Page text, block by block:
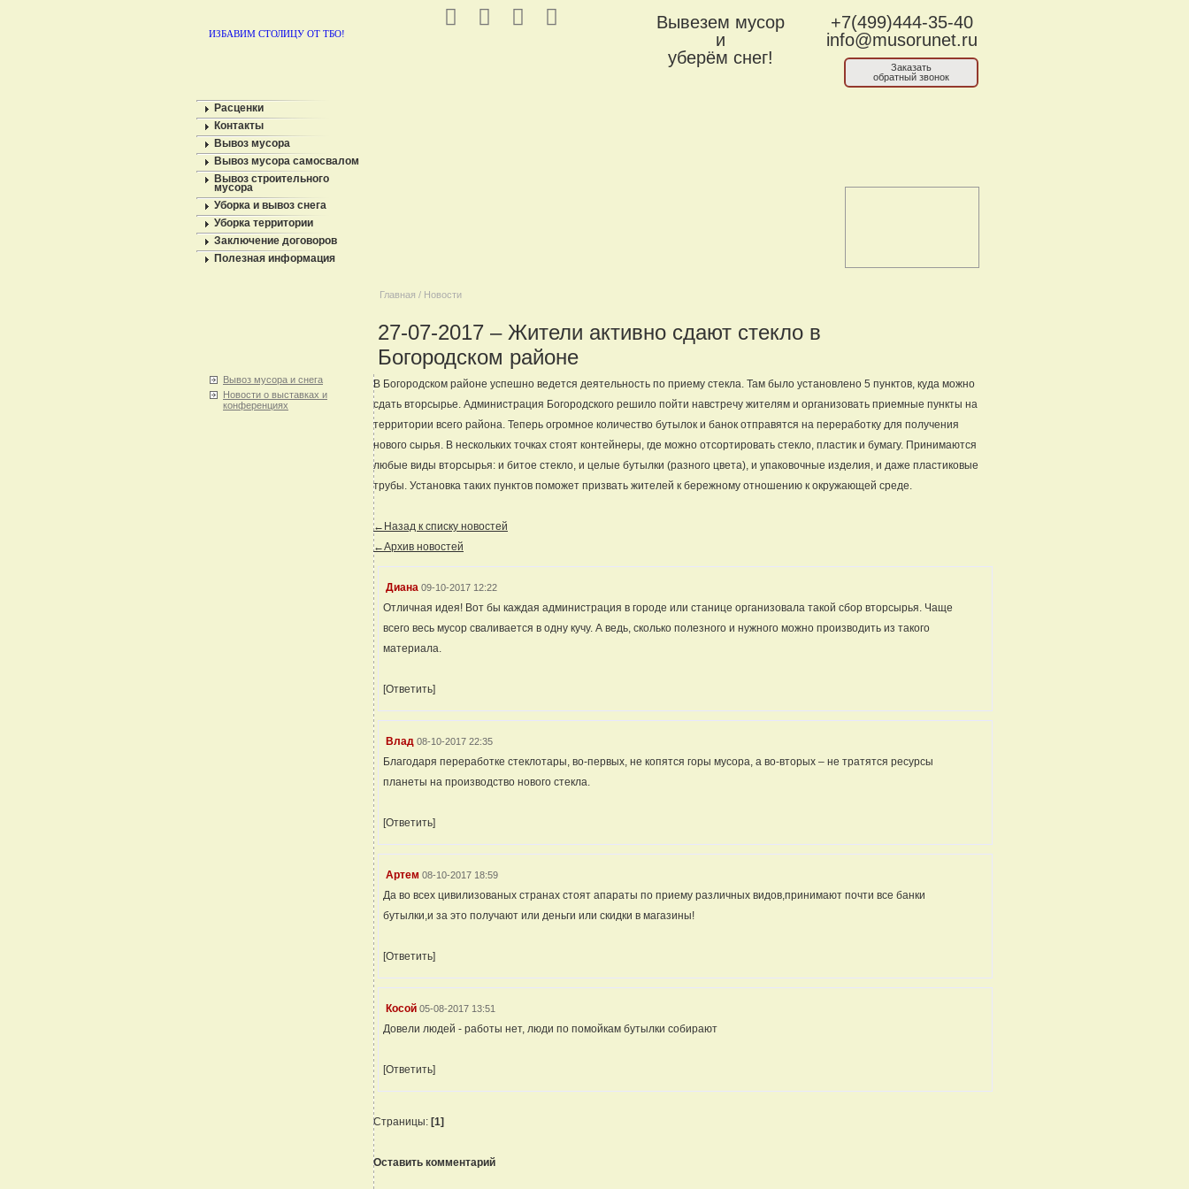
ИЗБАВИМ СТОЛИЦУ ОТ ТБО!
Вывезем мусор
и
уберём снег!
+7(499)444-35-40
info@musorunet.ru
Заказать
обратный звонок
Расценки
Контакты
Вывоз мусора
Вывоз мусора самосвалом
Вывоз строительного
мусора
Уборка и вывоз снега
Уборка территории
Заключение договоров
Полезная информация
Главная / Новости
27-07-2017 – Жители активно сдают стекло в
Богородском районе
Вывоз мусора и снега
Новости о выставках и
конференциях
В Богородском районе успешно ведется деятельность по приему стекла. Там было установлено 5 пунктов, куда можно
сдать вторсырье. Администрация Богородского решило пойти навстречу жителям и организовать приемные пункты на
территории всего района. Теперь огромное количество бутылок и банок отправятся на переработку для получения
нового сырья. В нескольких точках стоят контейнеры, где можно отсортировать стекло, пластик и бумагу. Принимаются
любые виды вторсырья: и битое стекло, и целые бутылки (разного цвета), и упаковочные изделия, и даже пластиковые
трубы. Установка таких пунктов поможет призвать жителей к бережному отношению к окружающей среде.
←Назад к списку новостей
←Архив новостей
Диана 09-10-2017 12:22
Отличная идея! Вот бы каждая администрация в городе или станице организовала такой сбор вторсырья. Чаще
всего весь мусор сваливается в одну кучу. А ведь, сколько полезного и нужного можно производить из такого
материала.
[Ответить]
Влад 08-10-2017 22:35
Благодаря переработке стеклотары, во-первых, не копятся горы мусора, а во-вторых – не тратятся ресурсы
планеты на производство нового стекла.
[Ответить]
Артем 08-10-2017 18:59
Да во всех цивилизованых странах стоят апараты по приему различных видов,принимают почти все банки
бутылки,и за это получают или деньги или скидки в магазины!
[Ответить]
Косой 05-08-2017 13:51
Довели людей - работы нет, люди по помойкам бутылки собирают
[Ответить]
Страницы: [1]
Оставить комментарий